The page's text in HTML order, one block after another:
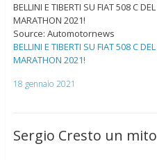
BELLINI E TIBERTI SU FIAT 508 C
MARATHON 2021!
Source: Automotornews
BELLINI E TIBERTI SU FIAT 508 C
MARATHON 2021!
18 gennaio 2021
Sergio Cresto un